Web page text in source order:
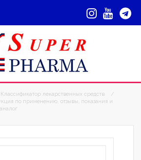
Классификатор лекарственных средств
/
по применению, отзывы, показания и